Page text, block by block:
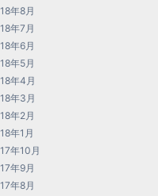
年8月
年7月
年6月
年5月
年4月
年3月
年2月
年1月
年10月
年9月
年8月